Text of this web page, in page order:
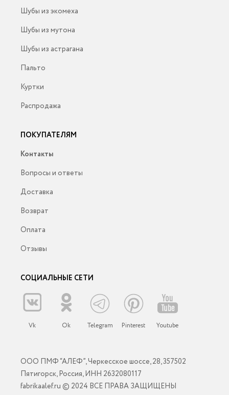
Шубы из экомеха
Шубы из мутона
Шубы из астрагана
Пальто
Куртки
Распродажа
ПОКУПАТЕЛЯМ
Контакты
Вопросы и ответы
Доставка
Возврат
Оплата
Отзывы
СОЦИАЛЬНЫЕ СЕТИ
Vk Ok Telegram Pinterest Youtube
ООО ПМФ “АЛЕФ”, Черкесское шоссе, 28, 357502
Пятигорск, Россия, ИНН 2632080117
fabrikaalef.ru © 2024 ВСЕ ПРАВА ЗАЩИЩЕНЫ